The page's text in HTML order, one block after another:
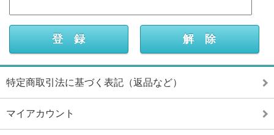
特定商取引法に基づく表記（返品など）
マイアカウント